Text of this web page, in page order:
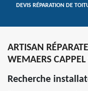
DEVIS RÉPARATION DE
ARTISAN
WEMAERS
Recherche